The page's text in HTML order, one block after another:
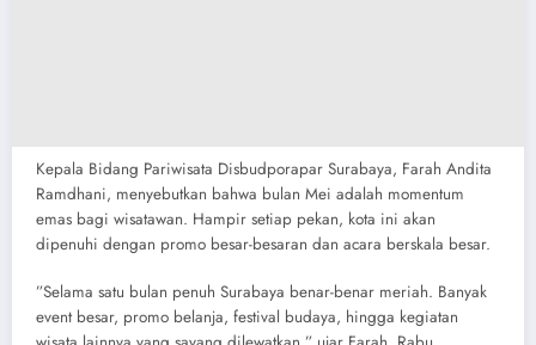
​Kepala Bidang Pariwisata Disbudporapar Surabaya, Farah Andita
Ramdhani, menyebutkan bahwa bulan Mei adalah momentum
emas bagi wisatawan. Hampir setiap pekan, kota ini akan
dipenuhi dengan promo besar-besaran dan acara berskala besar.
​”Selama satu bulan penuh Surabaya benar-benar meriah. Banyak
event besar, promo belanja, festival budaya, hingga kegiatan